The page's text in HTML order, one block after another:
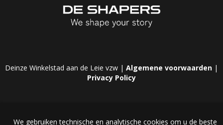
We gebruiken technische en analytische cookies om u de beste
Deinze Winkelstad aan de Leie vzw | Algemene voorwaarden |
Privacy Policy